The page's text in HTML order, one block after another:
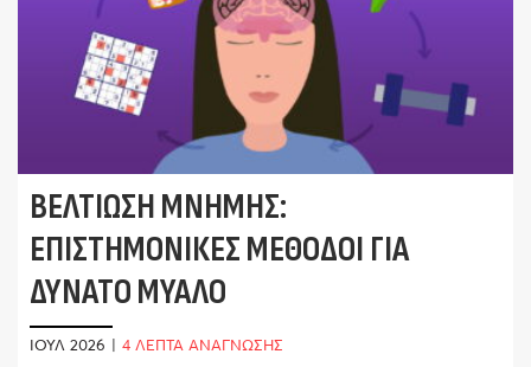
ΒΕΛΤΊΩΣΗ ΜΝΉΜΗΣ:
ΕΠΙΣΤΗΜΟΝΙΚΈΣ ΜΈΘΟΔΟΙ ΓΙΑ
ΔΥΝΑΤΌ ΜΥΑΛΌ
ΙΟΎΛ 2026 | 4 ΛΕΠΤΑ ΑΝΑΓΝΩΣΗΣ